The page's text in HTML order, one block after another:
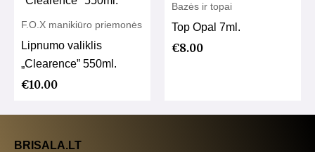
F.O.X manikiūro priemonės
Lipnumo valiklis
„Clearence” 550ml.
€10.00
Bazės ir topai
Top Opal 7ml.
€8.00
BRISALA.LT